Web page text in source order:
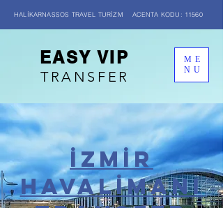
TRANSFER
EASY VIP
ME
NU
HALİKARNASSOS TRAVEL TURİZM ACENTA KODU: 11560
İZMİR
HAVALİMANI